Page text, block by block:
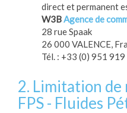
direct et permanent
W3BAgence de
28 rue Spaak
26 000 VALENCE,
Tél. : +33 (0) 951
2. Limitation de
FPS - Fluides